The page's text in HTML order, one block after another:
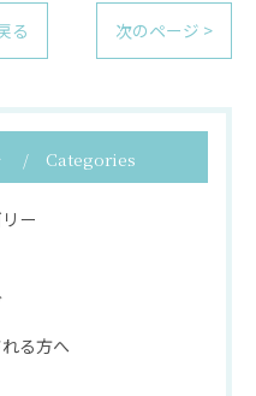
る 次のページ >
Categories
ー
る方へ